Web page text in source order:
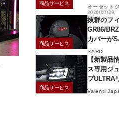
商品サービス
オーゼット
2026/07/29
商品サービス
抜群のフ
GR86/
カバーが
SARD
商品サービス
【新製品
ス専用ジ
プULTRA
ーリング
Valenti